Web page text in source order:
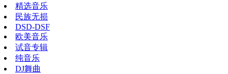
精选音乐
民族无损
DSD-DSF
欧美音乐
试音专辑
纯音乐
DJ舞曲